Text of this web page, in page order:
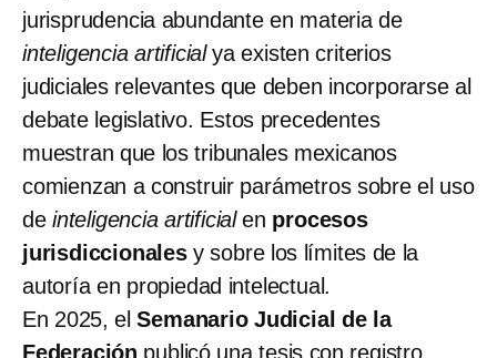
jurisprudencia abundante en materia de
inteligencia artificialya existen criterios
judiciales relevantes que deben incorporarse al
debate legislativo. Estos precedentes
muestran que los tribunales mexicanos
comienzan a construir parámetros sobre el uso
de inteligencia artificialen procesos
jurisdiccionalesy sobre los límites de la
autoría en propiedad intelectual.
En 2025, elSemanario Judicial de la
Federación publicó una tesis con registro